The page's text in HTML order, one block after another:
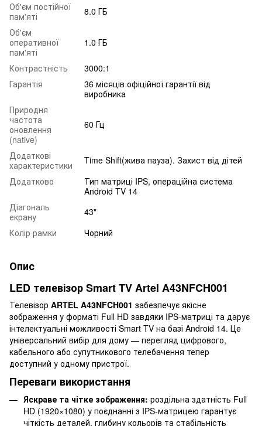
Об'єм постійної
пам'яті
8.0 ГБ
Об'єм
оперативної
пам'яті
1.0 ГБ
Контрастність
3000:1
Гарантія
36 місяців офіційної гарантії від
виробника
Природня
частота
оновлення
(native)
60 Гц
Додаткові
характеристики
Time Shift(жива пауза). Захист від дітей
Додатково
Тип матриці IPS, операційна система
Android TV 14
Діагональ
екрану
43"
Колір рамки
Чорний
Опис
LED телевізор Smart TV Artel A43NFCH001
Телевізор ARTEL A43NFCH001 забезпечує якісне
зображення у форматі Full HD завдяки IPS-матриці та дарує
інтелектуальні можливості Smart TV на базі Android 14. Це
універсальний вибір для дому — перегляд цифрового,
кабельного або супутникового телебачення тепер
доступний у одному пристрої.
Переваги використання
Яскраве та чітке зображення: роздільна здатність Full
HD (1920×1080) у поєднанні з IPS-матрицею гарантує
чіткість деталей, глибину кольорів та стабільність